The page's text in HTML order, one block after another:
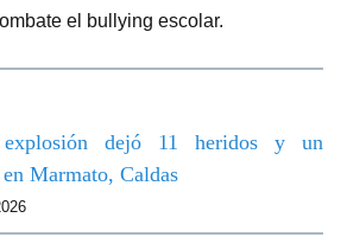
el bullying escolar.
dejó 11 heridos y un
Marmato, Caldas